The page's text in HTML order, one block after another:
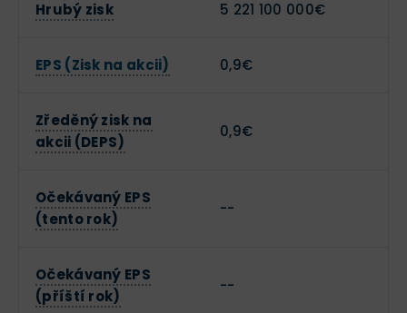
Hrubý zisk 5 221 100 000€
EPS (Zisk na akcii) 0,9€
Zředěný zisk na
akcii (DEPS)
0,9€
Očekávaný EPS
(tento rok)
--
Očekávaný EPS
(příští rok)
--